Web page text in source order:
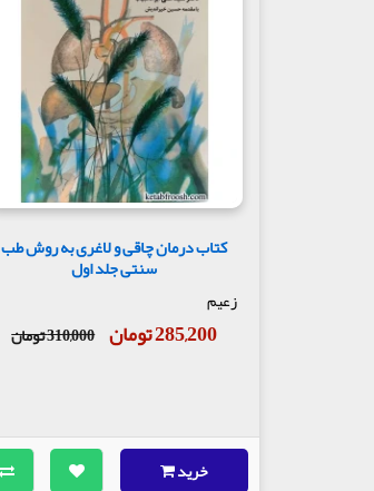
کتاب درمان چاقی و لاغری به روش طب
سنتی جلد اول
زعیم
285,200 تومان 310,000 تومان
خرید